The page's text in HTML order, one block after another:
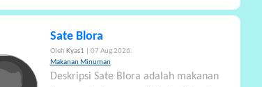
Sate Blora
Oleh Kyas1
| 07 Aug 2026.
Makanan Minuman
Deskripsi Sate Blora adalah makanan